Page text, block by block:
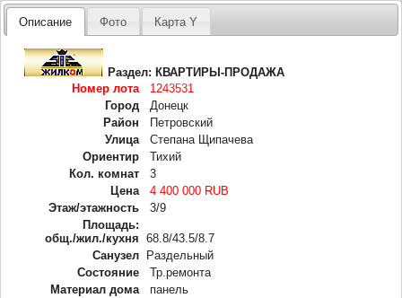
Описание Фото Карта Y
Раздел:КВАРТИРЫ-ПРОДАЖА
Номер лота
1243531
Город
Донецк
Район
Петровский
Улица
Степана Щипачева
Ориентир
Тихий
Кол. комнат
3
Цена
4 400 000 RUB
Этаж/этажность
3/9
Площадь:
общ./жил./кухня
68.8/43.5/8.7
Санузел Раздельный
Состояние
Тр.ремонта
Материал дома
панель